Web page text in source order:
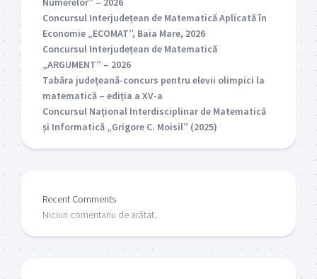
Concursul Interjudețean de Matematică Aplicată în
Economie „ECOMAT”, Baia Mare, 2026
Concursul Interjudețean de Matematică
„ARGUMENT” – 2026
Tabăra județeană-concurs pentru elevii olimpici la
matematică – ediția a XV-a
Concursul Național Interdisciplinar de Matematică
și Informatică „Grigore C. Moisil” (2025)
Recent Comments
Niciun comentariu de arătat.